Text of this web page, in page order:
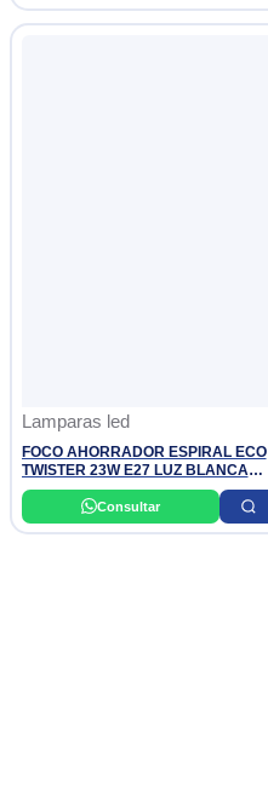
Lamparas led
FOCO AHORRADOR ESPIRAL ECO
TWISTER 23W E27 LUZ BLANCA
PHILIPS
Consultar